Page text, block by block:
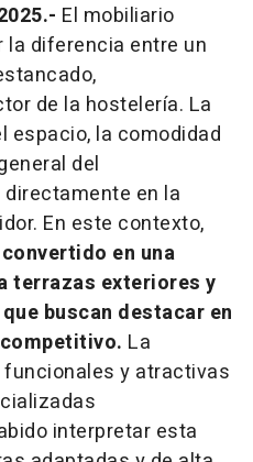
El mobiliario
la diferencia entre un
de la hostelería. La
la comodidad
del
en la
En este contexto,
en una
terrazas exteriores y
buscan destacar en
La
y atractivas
interpretar esta